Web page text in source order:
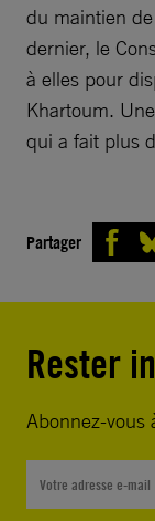
du maintien
dernier, le
à elles pour
Khartoum.
qui a fait plus
Partager
Rester
Abonnez-vous